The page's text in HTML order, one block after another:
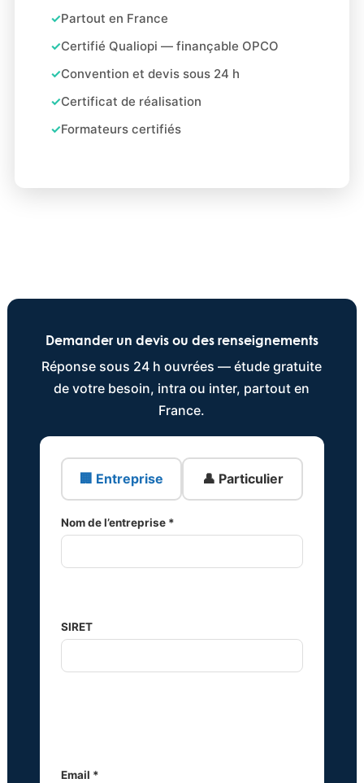
Partout en France
Certifié Qualiopi — finançable OPCO
Convention et devis sous 24 h
Certificat de réalisation
Formateurs certifiés
Demander un devis ou des renseignements
Réponse sous 24 h ouvrées — étude gratuite
de votre besoin, intra ou inter, partout en
France.
🏢 Entreprise 👤 Particulier
Nom de l’entreprise *
SIRET
Email *